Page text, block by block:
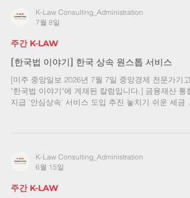
한국으로 옮기면, 어느 날부터 한국의 세법상 거주자
되는지에 따라 과세범위와 신고의무가 달라질 수 있기
년 7월부터 한국으로 복귀를 희망하는 재외국민에게
라인 일대일 세무상담을 정식으로 제공하기 시작했다.
대상은 장기간 해외에 체류한 재외국민 중 복귀 예정
이다. 상담 신청서를 국세청 웹사이트(nts.go.kr)에서
운로드 받아 작성한 뒤 이메일(uturn2026@nts.go.kr)
나 팩 스(+82 503-1
K-Law Consulting_Administration
7월 8일
주간 K-LAW
[한국법 이야기] 한국 상속 원스톱 서비스
[미주 중앙일보 2026년 7월 7일 중앙경제 전문가기고
"한국법 이야기"에 게재된 칼럼입니다.] 금융재산 통합
지급 '안심상속' 서비스 도입 추진 놓치기 쉬운 세금 등
좌, 부동산, 세금 체납 여부 등을 확인해야 한다. 그러
해외에 거주하는 상속인 입장에서는 한국 금융기관을
락을 맞추는 과정이 결코 간단하지 않다. 다행히 한국
K-Law Consulting_Administration
6월 15일
주간 K-LAW